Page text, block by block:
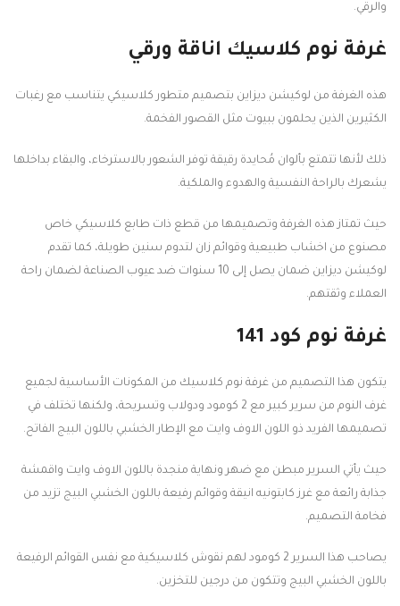
والرقي.
غرفة نوم كلاسيك اناقة ورقي
هذه الغرفة من لوكيشن ديزاين بتصميم متطور كلاسيكي يتناسب مع رغبات
الكثيرين الذين يحلمون ببيوت مثل القصور الفخمة.
ذلك لأنها تتمتع بألوان مُحايدة رقيقة توفر الشعور بالاسترخاء، والبقاء بداخلها
يشعرك بالراحة النفسية والهدوء والملكية.
حيث تمتاز هذه الغرفة وتصميمها من قطع ذات طابع كلاسيكي خاص
مصنوع من اخشاب طبيعية وقوائم زان لتدوم سنين طويلة، كما تقدم
لوكيشن ديزاين ضمان يصل إلى 10 سنوات ضد عيوب الصناعة لضمان راحة
العملاء وثقتهم.
غرفة نوم كود 141
يتكون هذا التصميم من غرفة نوم كلاسيك من المكونات الأساسية لجميع
غرف النوم من سرير كبير مع 2 كومود ودولاب وتسريحة، ولكنها تختلف في
تصميمها الفريد ذو اللون الاوف وايت مع الإطار الخشبي باللون البيج الفاتح.
حيث يأتي السرير مبطن مع ضهر ونهاية منجدة باللون الاوف وايت واقمشة
جذابة رائعة مع غرز كابتونيه انيقة وقوائم رفيعة باللون الخشبي البيج تزيد من
فخامة التصميم.
يصاحب هذا السرير 2 كومود لهم نقوش كلاسيكية مع نفس القوائم الرفيعة
باللون الخشبي البيج وتتكون من درجين للتخزين.